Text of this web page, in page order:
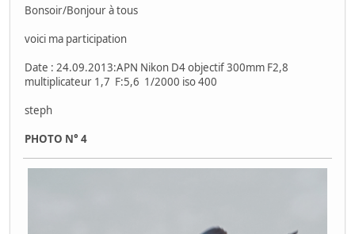
Bonsoir/Bonjour à tous
voici ma participation
Date : 24.09.2013:APN Nikon D4 objectif 300mm F2,8
multiplicateur 1,7 F:5,6 1/2000 iso 400
steph
PHOTO N° 4